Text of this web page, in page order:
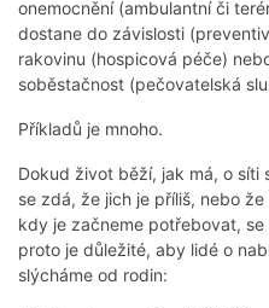
onemocnění (ambulantní či
dostane do závislosti
rakovinu (hospicová péče)
soběstačnost (pečovatelská
Příkladů je mnoho.
Dokud život běží, jak má, o síti
se zdá, že jich je příliš, nebo
kdy je začneme potřebovat,
proto je důležité, aby lidé o
slýcháme od rodin: